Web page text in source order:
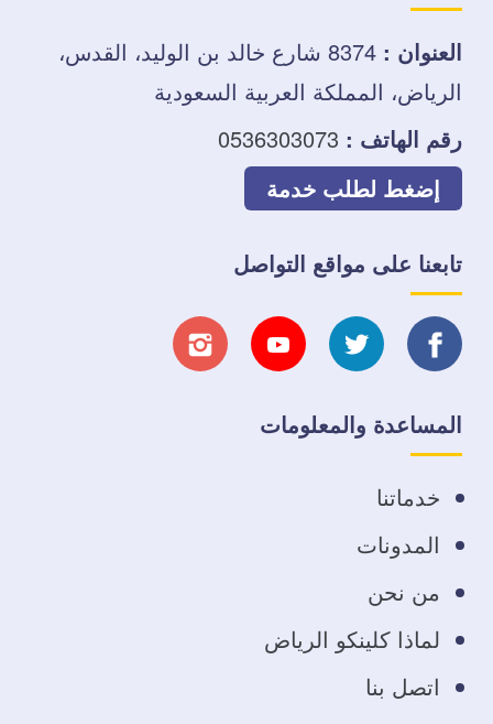
العنوان :
8374 شارع خالد بن الوليد، القدس،
الرياض، المملكة العربية السعودية
رقم الهاتف : 0536303073
إضغط لطلب خدمة
تابعنا على مواقع التواصل
تابعنا
على
فيسبوك
تابعنا
على
تابعنا تابعنا
المساعدة والمعلومات
خدماتنا
المدونات
من نحن
لماذا كلينكو الرياض
اتصل بنا